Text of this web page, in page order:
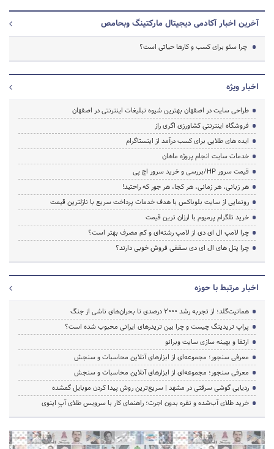
آخرین اخبار آکادمی دیجیتال مارکتینگ وبحامص
چرا سئو برای کسب و کارها حیاتی است؟
اخبار ویژه
طراحی سایت در اصفهان بهترین شیوه تبلیغات اینترنتی در اصفهان
فروشگاه اینترنتی کشاورزی اگری راز
ایده های طلایی برای کسب درآمد از اینستاگرام
خدمات سایت انجام پروژه ماهان
قیمت سرور HP/بررسی و خرید سرور اچ پی
هر زبانی، هر زمانی، هر کجا، هر جور که راحتید!
رونمایی از سایت بلوباکس با هدف خدمات پرداخت سریع با نازلترین قیمت
خرید تلگرام پرمیوم با ارزان ترین قیمت
چرا لامپ ال ای دی از لامپ رشته‌ای و کم مصرف بهتر است؟
چرا پنل های ال ای دی سقفی فروش خوبی دارند؟
اخبار مرتبط با حوزه
هماتیت‌گلد؛ از تجربه رشد ۲۰۰۰ درصدی تا بحران‌های ناشی از جنگ
پراپ تریدینگ چیست و چرا بین تریدرهای ایرانی محبوب شده است؟
ارتقا و بهینه سازی سایت وبرانو
معرفی سنجور؛ مجموعه‌ای از ابزارهای آنلاین محاسبات و سنجش
معرفی سنجور؛ مجموعه‌ای از ابزارهای آنلاین محاسبات و سنجش
ردیابی گوشی سرقتی در مشهد | سریع‌ترین روش پیدا کردن موبایل گمشده
خرید طلای آب‌شده و نقره بدون اجرت؛ راهنمای کار با سرویس طلای آپِ اینوی